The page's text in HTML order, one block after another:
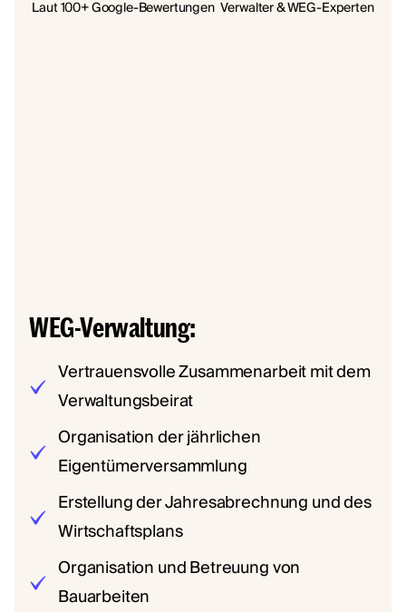
Laut 100+ Google-Bewertungen Verwalter & WEG-Experten
WEG-Verwaltung:
Vertrauensvolle Zusammenarbeit mit dem
Verwaltungsbeirat
Organisation der jährlichen
Eigentümerversammlung
Erstellung der Jahresabrechnung und des
Wirtschaftsplans
Organisation und Betreuung von
Bauarbeiten